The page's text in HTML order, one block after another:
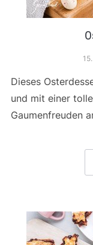
Dieses
und mit einer
Gaumenfreuden